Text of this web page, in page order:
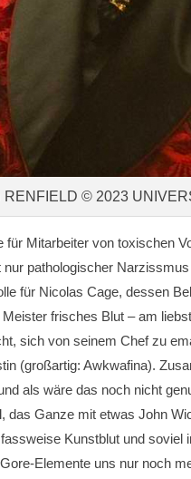
© 2023
für Mitarbeiter von toxischen
pathologischer
für Nicolas Cage, dessen
frisches Blut – am
sich von seinem Chef zu
(großartig: Awkwafina).
als wäre das noch nicht
das Ganze mit etwas John
Kunstblut und soviel
Elemente uns nur noch